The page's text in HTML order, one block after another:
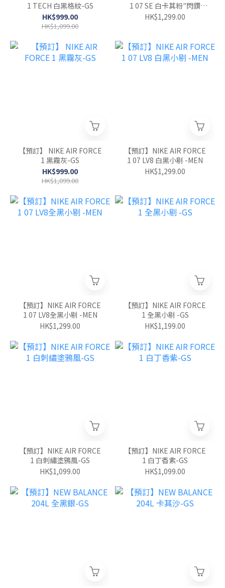
1 TECH 白黑格紋-GS
HK$999.00
HK$1,099.00
1 07 SE 白卡其粉"閃鑽
AF1" -WOMEN
HK$1,299.00
【預訂】 NIKE AIR FORCE
1 黑霧灰-GS
HK$999.00
HK$1,099.00
【預訂】NIKE AIR FORCE
1 07 LV8 白黑小剔 -MEN
HK$1,299.00
【預訂】NIKE AIR FORCE
1 07 LV8全黑小剔 -MEN
HK$1,299.00
【預訂】NIKE AIR FORCE
1 全黑小剔 -GS
HK$1,199.00
【預訂】NIKE AIR FORCE
1 白刺繡塗鴉風-GS
HK$1,099.00
【預訂】NIKE AIR FORCE
1 白丁香紫-GS
HK$1,099.00